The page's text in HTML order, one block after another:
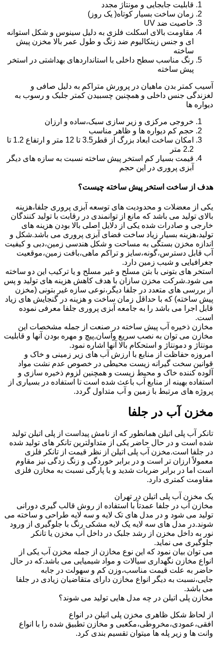
قابلیت جابجایی و مونتاژ مجدد
زمان ساخت بسیار کوتاه( یک روز)
خاصیت ضد UV
مقاومت بالای اسکلت فلزی به دلیل سینوس و شکل استوانه
ای و جنس زینکالیوم ضد زنگ و طول عمر بالا مخزن پیش
ساخته
رنگ مناسب سطح داخلی با استانداردهای بهداشتی در استخر
پیش ساخته
آسیب کمتر بدن ماهیان در پرورش متراکم به دلیل صافی و
لغزندگی جنس داخلی و همچنین چسبیدن کمتر جلبک و رسوب به
دیواره ها
خروجی مرکزی و زیر سازی سبک،ساده و ارزان
حجم کم دیواره ها و ظاهر مناسب
امکان ساخت ابعاد بزرگ از قطر3.5 تا 12 متر و ارتفاع 1.2 تا
2.2 متر
قیمت بسیار کم استخر پیش ساخته نسبت به سازه های دیگر
آبزی پروری در این حجم
هدف از ساخت استخر پیش ساخته چیست؟
یکی از معضلات و محدودیت های توسعه آبزی پروری جلفا،هزینه
بالای تولید می باشد که مانع از توانمندی در رقابت با تولید کنندگان
خارجی و صادرات شده یکی از دلایل اصلی بالا بودن هزینه های
تولید،هزینه بسیار زیاد ساخت فضای آبزی پروری می باشد.شکل و
اندازه مخزن بستگی به مساحت و شکل هندسی زمین،دبی و کیفیت
آب قابل دسترس،گونه،سایز و تراکم ماهی،بافت زمین،موقعیت
جغرافیایی و شیب زمین دارد.
استخر های بتونی با بتن مسلح و غیر مسلح و یا ترکیب این دو ساخته
می شود.شرکت مخزن سازان با هدف کاهش هزینه های تولید و پس
از بررسی های متعدد در جلفا دیگر،نوعی سازه غیر بتونی (مخزن
پیش ساخته) که با حداقل زمان ساخت و هزینه در گنجایش های زیاد
قابل اجرا می باشد را به جامعه آبزی پروری جلفا معرفی نموده
است.
مخازن ذخیره آب پیش ساخته در صنعت از جمله مشخصات این
مخازن می توان به نصب سریع وآسان,پیچ و مهره بودن آنها و قابلیت
مونتاژ و دمونتاژ و استحکام بالا آنها اشاره نمود.
امروزه حفاظت از منابع با ارزش آب های زیر زمینی و خاک و
قوانین سخت گیرانه زیست محیطی در خصوص عدم نشت مواد
آلوده کننده خاک و محیط زیست و همچنین لزوم ذخیره سازی و
استفاده بهینه از منابع آب باعث شده است تا استفاده در بسیاری از
پروژه های مرتبط با زمین و آب متداول گردد.
مخزن آب در جلفا
تانکر آب پلی اتیلن همانطور که از نامش پیداست از پلی اتیلن تولید
شده است و در حال حاضر یکی از متداولترین تانکر های تولید شده
در جلفا است.مخزن آب پلی اتیلن از نظر قیمت از تانکر فلزی
معمولاً ارزان تر است و در برابر خوردگی و زنگ زدگی نیز مقاوم
است اما در برابر ضربات شدید و یا پارگی نسبت به مخازن فلزی
مقاومت کمتری دارد.
یک مخزن آب پلی اتیلن در تهران
مخازن آب در جلفا عمدتاً با استفاده از روش قالب گیری دورانی
تولید می شود و در مدل های تک لایه و سه لایه طراحی و ساخته می
شوند.در مدل های سه لایه یک لایه مشکی رنگ با جلوگیری از ورود
نور به داخل مخزن از رشد جلبک در داخل آب مخزن یا تانکر
جلوگیری می نماید.
می توان بیان نمود که این نوع مخازن از جمله مخزن آب یکی از
انواع مخازن نگهداری سیالات و مواد شیمیایی می باشد.که در حال
حاضر به علت قیمت مناسب،وزن کم و سهولت در جابه
جایی،نسبت به دیگر انواع مخازن دارای متقاضیان زیادی در جلفا
می باشد.
مخازن پلی اتیلن در چه مدل هایی تولید می شوند؟
از لحاظ شکل ظاهری مخزن پلی اتیلن در انواع
افقی،عمودی،مخروطی،مکعبی و مخازن تطبیق شده را با انواع
وانت ها و زیر پله ها میتوان تقسیم بندی کرد.